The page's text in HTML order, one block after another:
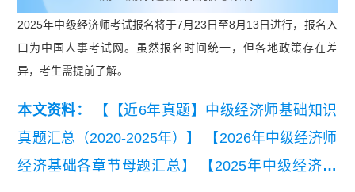
2025年中级经济师考试报名将于7月23日至8月13日进行，报名入
口为中国人事考试网。虽然报名时间统一，但各地政策存在差
异，考生需提前了解。
本文资料：
【【近6年真题】中级经济师基础知识
真题汇总（2020-2025年）】
【2026年中级经济师
经济基础各章节母题汇总】
【2025年中级经济师